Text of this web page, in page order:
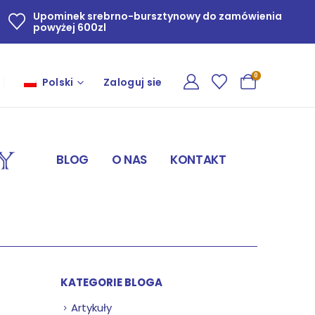
Upominek srebrno-bursztynowy do zamówienia
powyżej 600zl
Polski Zaloguj sie
0
BLOG O NAS KONTAKT
KATEGORIE BLOGA
Artykuły